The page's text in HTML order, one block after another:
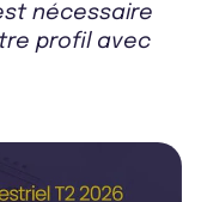
nécessaire
profil avec